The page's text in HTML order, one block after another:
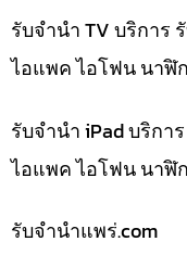
รับจำนำ TV บริการ
ไอแพค ไอโฟน นาฬิ
รับจำนำ iPad บริก
ไอแพค ไอโฟน นาฬิ
รับจํานําแพร่.com